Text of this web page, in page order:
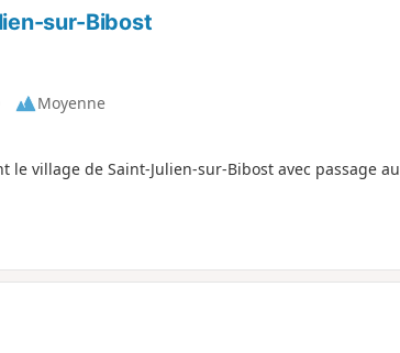
sur-Bibost
Moyenne
village de Saint-Julien-sur-Bibost avec passage au